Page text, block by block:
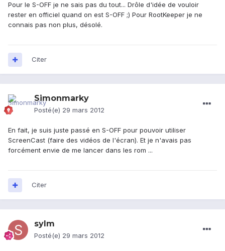
Pour le S-OFF je ne sais pas du tout... Drôle d'idée de vouloir
rester en officiel quand on est S-OFF ;) Pour RootKeeper je ne
connais pas non plus, désolé.
Citer
Simonmarky
Posté(e) 29 mars 2012
En fait, je suis juste passé en S-OFF pour pouvoir utiliser
ScreenCast (faire des vidéos de l'écran). Et je n'avais pas
forcément envie de me lancer dans les rom ...
Citer
sylm
Posté(e) 29 mars 2012